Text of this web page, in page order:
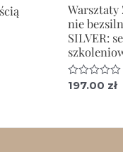
Warsztaty
nie
SILVER:
Oceniono
197.00 zł